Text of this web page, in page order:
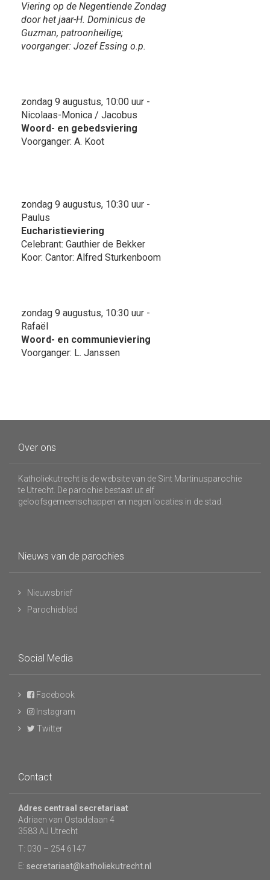
Viering op de Negentiende Zondag
door het jaar-H. Dominicus de
Guzman, patroonheilige;
voorganger: Jozef Essing o.p.
zondag 9 augustus, 10:00 uur -
Nicolaas-Monica / Jacobus
Woord- en gebedsviering
Voorganger: A. Koot
zondag 9 augustus, 10:30 uur -
Paulus
Eucharistieviering
Celebrant: Gauthier de Bekker
Koor: Cantor: Alfred Sturkenboom
zondag 9 augustus, 10:30 uur -
Rafaël
Woord- en communieviering
Voorganger: L. Janssen
Over ons
Katholiekutrecht is de website van de Sint Martinusparochie
te Utrecht. De parochie bestaat uit elf
geloofsgemeenschappen en negen locaties in de stad.
Nieuws van de parochies
Nieuwsbrief
Parochieblad
Social Media
Facebook
Instagram
Twitter
Contact
Adres centraal secretariaat
Adriaen van Ostadelaan 4
3583 AJ Utrecht
T: 030 – 254 6147
E: secretariaat@katholiekutrecht.nl